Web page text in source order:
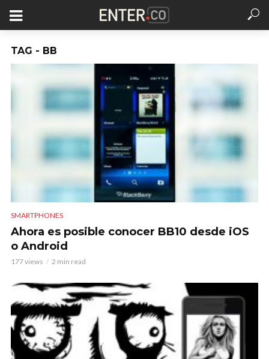
TAG - BB
SMARTPHONES
Ahora es posible conocer BB10 desde iOS
o Android
177 views 2 min read